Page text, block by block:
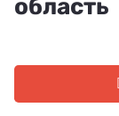
область